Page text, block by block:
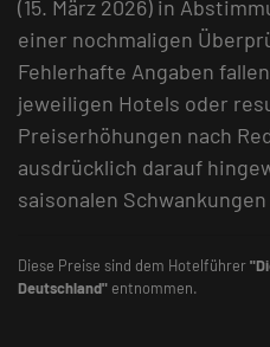
(15. März 2026) in
einer nochmaligen
Fehlerhafte Angaben
jeweiligen Hotels oder
Preiserhöhungen nach
ausdrücklich darauf
saisonalen
Diese Preise sind dem Hotelführer
Deutschland" entnommen.